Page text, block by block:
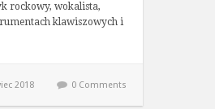
rockowy, wokalista,
klawiszowych i
2018 0 Comments